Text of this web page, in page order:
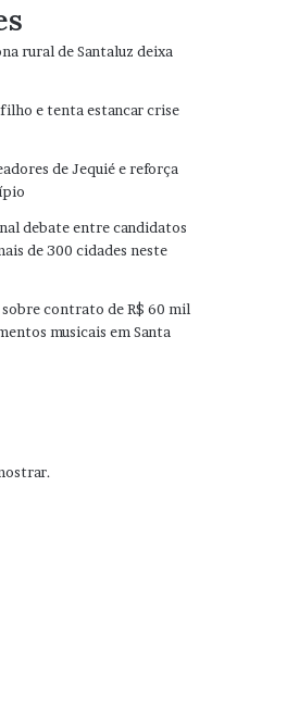
rural de Santaluz deixa
e tenta estancar crise
de Jequié e reforça
debate entre candidatos
de 300 cidades neste
contrato de R$ 60 mil
musicais em Santa